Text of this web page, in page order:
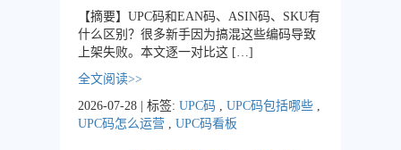
【摘要】UPC码和EAN码、ASIN码、SKU有
什么区别？很多新手因为搞混这些编码导致
上架失败。本文逐一对比这 […]
全文阅读>>
2026-07-28 | 标签:UPC码 ,UPC码包括哪些 ,
UPC码怎么运营 ,UPC码看板